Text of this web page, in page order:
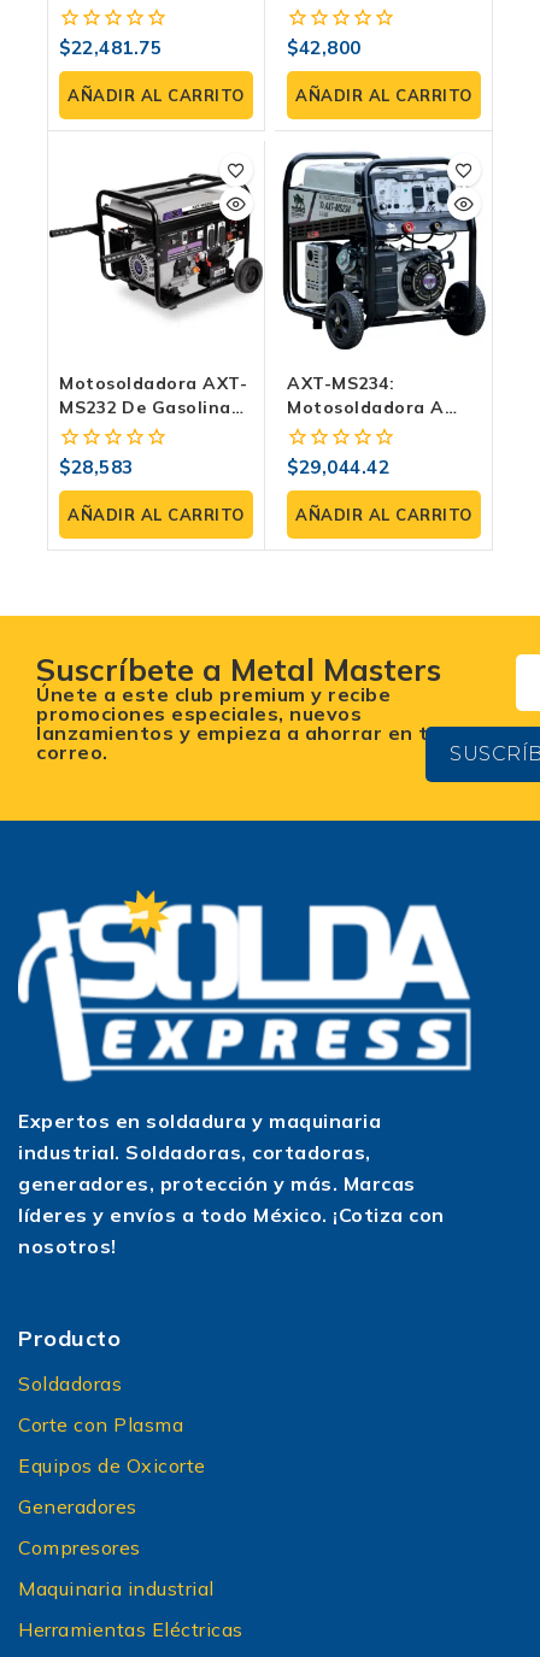
Reales, Ciclo 60%,
Generador 2 KW A
127 V, Inversor IGBT
0
fuera
de
5
$22,481.75
AÑADIR AL CARRITO
SG210UK15CD | Alta
Potencia Y Excelente
Rendimiento
0
fuera
de
5
$42,800
AÑADIR AL CARRITO
Motosoldadora AXT-
MS232 De Gasolina
AxTech | 50-200 Amp,
5,500 WATTS
0
fuera
de
5
$28,583
AÑADIR AL CARRITO
AXT-MS234:
Motosoldadora A
Gasolina 180A +
Generador 120/240 V
0
fuera
de
5
$29,044.42
AÑADIR AL CARRITO
Suscríbete a Metal Masters
Únete a este club premium y recibe
promociones especiales, nuevos
lanzamientos y empieza a ahorrar en tu
correo.
Expertos en soldadura y maquinaria
industrial. Soldadoras, cortadoras,
generadores, protección y más. Marcas
líderes y envíos a todo México. ¡Cotiza con
nosotros!
Producto
Soldadoras
Corte con Plasma
Equipos de Oxicorte
Generadores
Compresores
Maquinaria industrial
Herramientas Eléctricas